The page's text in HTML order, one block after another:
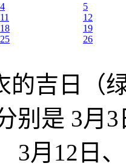
4 5
11 12
18 19
25 26
的吉日（
别是 3月
3月12日